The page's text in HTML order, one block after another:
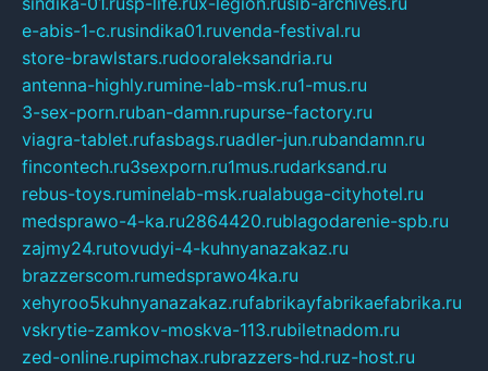
e-abis-1-c.rusindika01.ruvenda-festival.ru
store-brawlstars.rudooraleksandria.ru
antenna-highly.rumine-lab-msk.ru1-mus.ru
3-sex-porn.ruban-damn.rupurse-factory.ru
viagra-tablet.rufasbags.ruadler-jun.rubandamn.ru
fincontech.ru3sexporn.ru1mus.rudarksand.ru
rebus-toys.ruminelab-msk.rualabuga-cityhotel.ru
medsprawo-4-ka.ru2864420.rublagodarenie-spb.ru
zajmy24.rutovudyi-4-kuhnyanazakaz.ru
brazzerscom.rumedsprawo4ka.ru
xehyroo5kuhnyanazakaz.rufabrikayfabrikaefabrika.ru
vskrytie-zamkov-moskva-113.rubiletnadom.ru
zed-online.rupimchax.rubrazzers-hd.ruz-host.ru